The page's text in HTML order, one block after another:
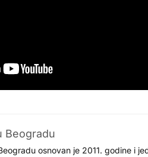
Beogradu
osnovan je 2011. godine i